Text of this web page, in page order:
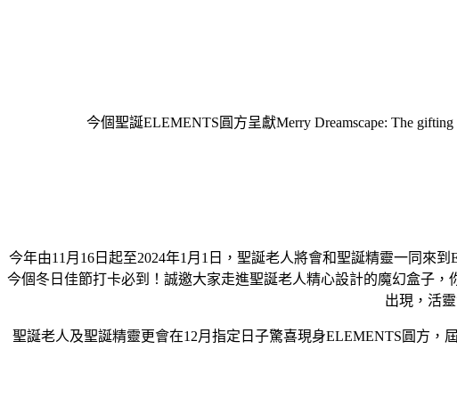
今個聖誕ELEMENTS圓方呈獻Merry Dreamscape: The
今年由11月16日起至2024年1月1日，聖誕老人將會和聖誕精靈一同來
今個冬日佳節打卡必到！誠邀大家走進聖誕老人精心設計的魔幻盒子
出現，活
聖誕老人及聖誕精靈更會在12月指定日子驚喜現身ELEMENTS圓方